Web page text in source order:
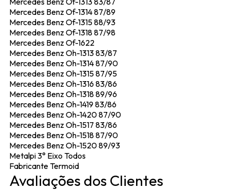
Mercedes Benz Of-1314 87/89
Mercedes Benz Of-1315 88/93
Mercedes Benz Of-1318 87/98
Mercedes Benz Of-1622
Mercedes Benz Oh-1313 83/87
Mercedes Benz Oh-1314 87/90
Mercedes Benz Oh-1315 87/95
Mercedes Benz Oh-1316 83/86
Mercedes Benz Oh-1318 89/96
Mercedes Benz Oh-1419 83/86
Mercedes Benz Oh-1420 87/90
Mercedes Benz Oh-1517 83/86
Mercedes Benz Oh-1518 87/90
Mercedes Benz Oh-1520 89/93
Metalpi 3° Eixo Todos
Fabricante Termoid
Avaliações dos Clientes